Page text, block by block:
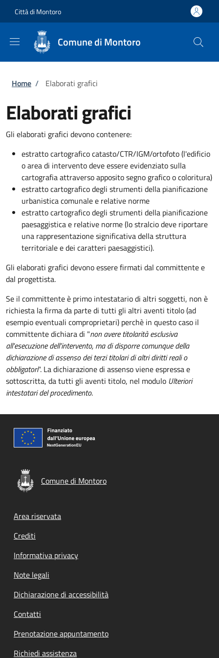
Città di Montoro
Comune di Montoro
Briciole di pane
Home / Elaborati grafici
Elaborati grafici
Gli elaborati grafici devono contenere:
estratto cartografico catasto/CTR/IGM/ortofoto (l'edificio
o area di intervento deve essere evidenziato sulla
cartografia attraverso apposito segno grafico o coloritura)
estratto cartografico degli strumenti della pianificazione
urbanistica comunale e relative norme
estratto cartografico degli strumenti della pianificazione
paesaggistica e relative norme (lo stralcio deve riportare
una rappresentazione significativa della struttura
territoriale e dei caratteri paesaggistici).
Gli elaborati grafici devono essere firmati dal committente e
dal progettista.
Se il committente è primo intestatario di altri soggetti, non è
richiesta la firma da parte di tutti gli altri aventi titolo (ad
esempio eventuali comproprietari) perchè in questo caso il
committente dichiara di "non avere titolarità esclusiva
all'esecuzione dell'intervento, ma di disporre comunque della
dichiarazione di assenso dei terzi titolari di altri diritti reali o
obbligatori". La dichiarazione di assenso viene espressa e
sottoscritta, da tutti gli aventi titolo, nel modulo Ulteriori
intestatari del procedimento.
Comune di Montoro
Footer menu
Area riservata
Crediti
Informativa privacy
Note legali
Dichiarazione di accessibilità
Contatti
Prenotazione appuntamento
Richiedi assistenza